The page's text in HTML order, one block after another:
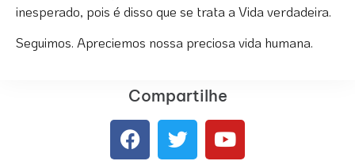
inesperado, pois é disso que se trata a Vida verdadeira.
Seguimos. Apreciemos nossa preciosa vida humana.
Compartilhe